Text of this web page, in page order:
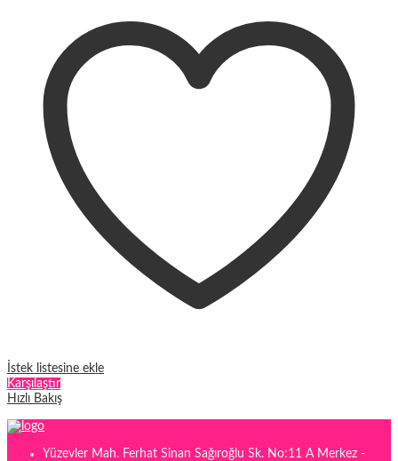
varyasyonu
var.
Seçenekler
ürün
sayfasından
seçilebilir
İstek listesine ekle
Karşılaştır
Hızlı Bakış
Yüzevler Mah. Ferhat Sinan Sağıroğlu Sk. No:11 A Merkez -